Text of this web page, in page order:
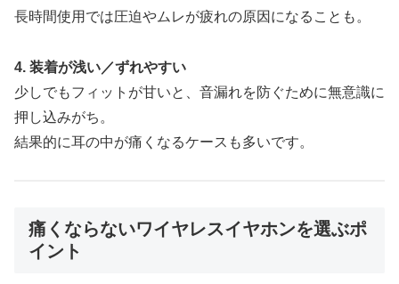
長時間使用では圧迫やムレが疲れの原因になることも。
4. 装着が浅い／ずれやすい
少しでもフィットが甘いと、音漏れを防ぐために無意識に
押し込みがち。
結果的に耳の中が痛くなるケースも多いです。
痛くならないワイヤレスイヤホンを選ぶポ
イント